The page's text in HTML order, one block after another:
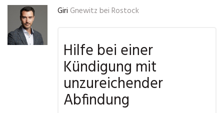
Giri Gnewitz bei Rostock
Hilfe bei einer
Kündigung mit
unzureichender
Abfindung